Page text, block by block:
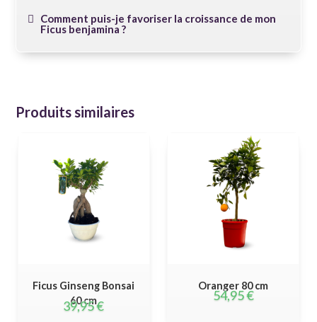
Comment puis-je favoriser la croissance de mon
Ficus benjamina ?
Produits similaires
Ficus Ginseng Bonsai
60 cm
39,95€
Oranger 80 cm
54,95€